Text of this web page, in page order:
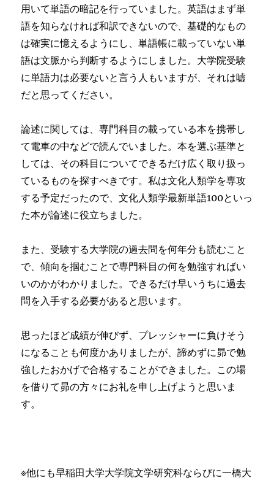
用いて単語の暗記を行っていました。英語はまず単
語を知らなければ和訳できないので、基礎的なもの
は確実に憶えるようにし、単語帳に載っていない単
語は文脈から判断するようにしました。大学院受験
に単語力は必要ないと言う人もいますが、それは嘘
だと思ってください。
論述に関しては、専門科目の載っている本を携帯し
て電車の中などで読んでいました。本を選ぶ基準と
しては、その科目についてできるだけ広く取り扱っ
ているものを探すべきです。私は文化人類学を専攻
する予定だったので、文化人類学最新単語100といっ
た本が論述に役立ちました。
また、受験する大学院の過去問を何年分も読むこと
で、傾向を掴むことで専門科目の何を勉強すればい
いのかがわかりました。できるだけ早いうちに過去
問を入手する必要があると思います。
思ったほど成績が伸びず、プレッシャーに負けそう
になることも何度かありましたが、諦めずに昴で勉
強したおかげで合格することができました。この場
を借りて昴の方々にお礼を申し上げようと思いま
す。
※他にも早稲田大学大学院文学研究科ならびに一橋大